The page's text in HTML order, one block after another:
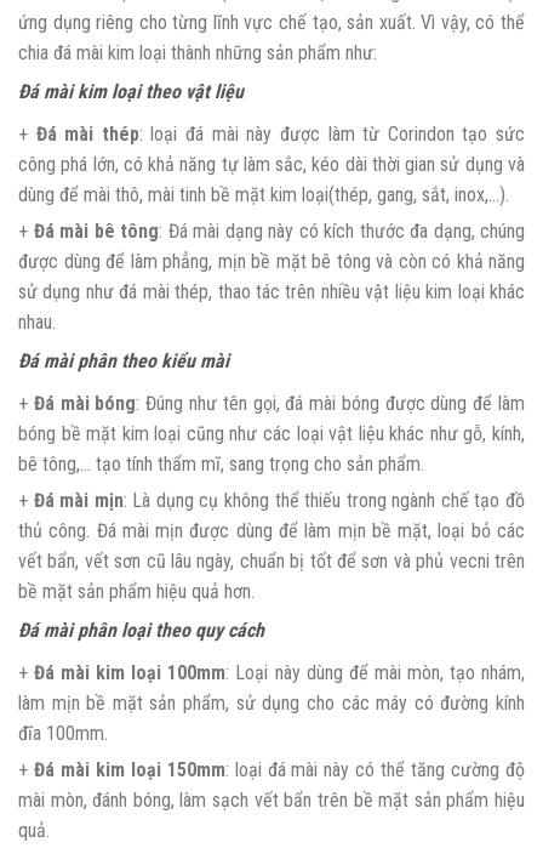
ứng dụng riêng cho từng lĩnh vực chế tạo, sản xuất. Vì vậy, có thể
chia đá mài kim loại thành những sản phẩm như:
Đá mài kim loại theo vật liệu
+ Đá mài thép: loại đá mài này được làm từ Corindon tạo sức
công phá lớn, có khả năng tự làm sắc, kéo dài thời gian sử dụng và
dùng để mài thô, mài tinh bề mặt kim loại(thép, gang, sắt, inox,…).
+ Đá mài bê tông: Đá mài dạng này có kích thước đa dạng, chúng
được dùng để làm phẳng, mịn bề mặt bê tông và còn có khả năng
sử dụng như đá mài thép, thao tác trên nhiều vật liệu kim loại khác
nhau.
Đá mài phân theo kiểu mài
+ Đá mài bóng: Đúng như tên gọi, đá mài bóng được dùng để làm
bóng bề mặt kim loại cũng như các loại vật liệu khác như gỗ, kính,
bê tông,… tạo tính thẩm mĩ, sang trọng cho sản phẩm.
+ Đá mài mịn: Là dụng cụ không thể thiếu trong ngành chế tạo đồ
thủ công. Đá mài mịn được dùng để làm mịn bề mặt, loại bỏ các
vết bẩn, vết sơn cũ lâu ngày, chuẩn bị tốt để sơn và phủ vecni trên
bề mặt sản phẩm hiệu quả hơn.
Đá mài phân loại theo quy cách
+Đá mài kim loại 100mm: Loại này dùng để mài mòn, tạo nhám,
làm mịn bề mặt sản phẩm, sử dụng cho các máy có đường kính
đĩa 100mm.
+ Đá mài kim loại 150mm: loại đá mài này có thể tăng cường độ
mài mòn, đánh bóng, làm sạch vết bẩn trên bề mặt sản phẩm hiệu
quả.